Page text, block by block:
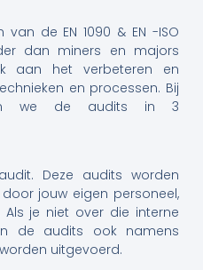
de EN 1090 & EN -ISO
dan miners en majors
aan het verbeteren en
en processen. Bij
we de audits in 3
Deze audits worden
jouw eigen personeel,
je niet over die interne
de audits ook namens
uitgevoerd.